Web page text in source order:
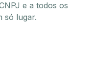
e a todos os
só lugar.